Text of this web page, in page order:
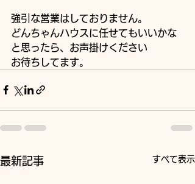
強引な営業はしておりません。
どんちゃんハウスに任せてもいいかな
と思ったら、お声掛けください
お待ちしてます。
最新記事 すべて表示